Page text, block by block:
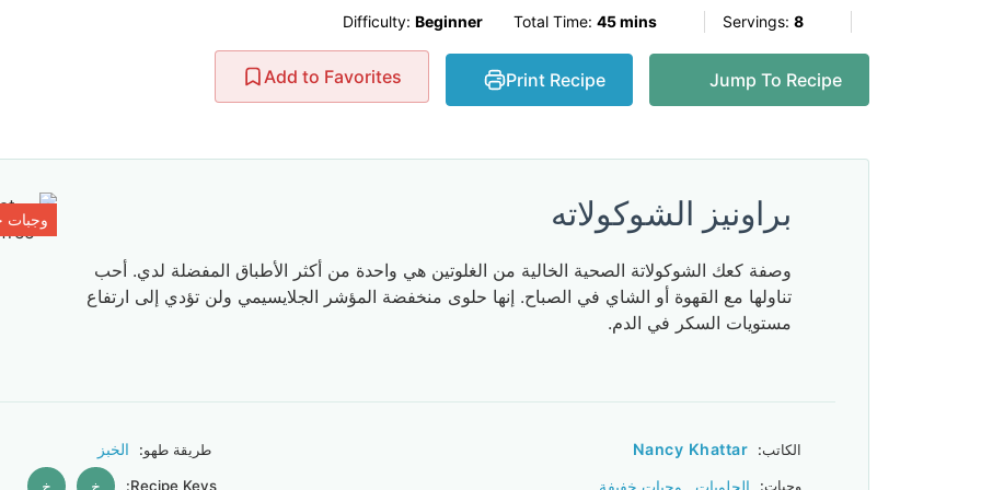
Servings: 8
Total Time: 45 mins
Difficulty: Beginner
Jump To Recipe
Print Recipe
Add to Favorites
براونيز الشوكولاته
وصفة كعك الشوكولاتة الصحية الخالية من الغلوتين هي واحدة من أكثر الأطباق المفضلة لدي. أحب
تناولها مع القهوة أو الشاي في الصباح. إنها حلوى منخفضة المؤشر الجلايسيمي ولن تؤدي إلى ارتفاع
مستويات السكر في الدم.
وجبات
الكاتب: Nancy Khattar طريقة طهو: الخبز
وجبات: الحلويات وجبات خفيفة خ خ